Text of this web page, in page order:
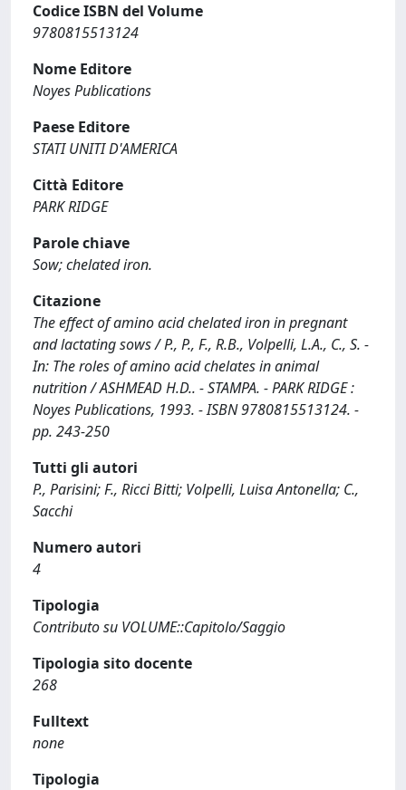
Codice ISBN del Volume
9780815513124
Nome Editore
Noyes Publications
Paese Editore
STATI UNITI D'AMERICA
Città Editore
PARK RIDGE
Parole chiave
Sow; chelated iron.
Citazione
The effect of amino acid chelated iron in pregnant
and lactating sows / P., P., F., R.B., Volpelli, L.A., C., S. -
In: The roles of amino acid chelates in animal
nutrition / ASHMEAD H.D.. - STAMPA. - PARK RIDGE :
Noyes Publications, 1993. - ISBN 9780815513124. -
pp. 243-250
Tutti gli autori
P., Parisini; F., Ricci Bitti; Volpelli, Luisa Antonella; C.,
Sacchi
Numero autori
4
Tipologia
Contributo su VOLUME::Capitolo/Saggio
Tipologia sito docente
268
Fulltext
none
Tipologia